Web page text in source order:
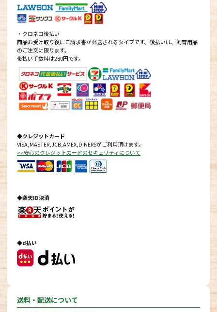
・クロネコ後払い
商品お受け取り後にご請求書が郵送されるタイプです。後払いは、飼育用品
のご注文に限ります。
後払い手数料は280円です。
◆クレジットカード
VISA,MASTER,JCB,AMEX,DINERSがご利用頂けます。
>>安心のクレジットカードのセキュリティについて
◆楽天ID決済
◆d払い
送料・配送について